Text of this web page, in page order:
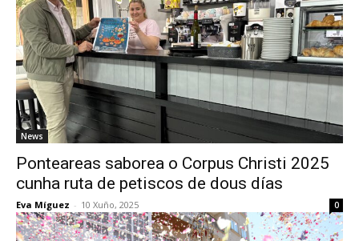
News
Ponteareas saborea o Corpus Christi 2025
cunha ruta de petiscos de dous días
Eva Míguez - 10 Xuño, 2025 0